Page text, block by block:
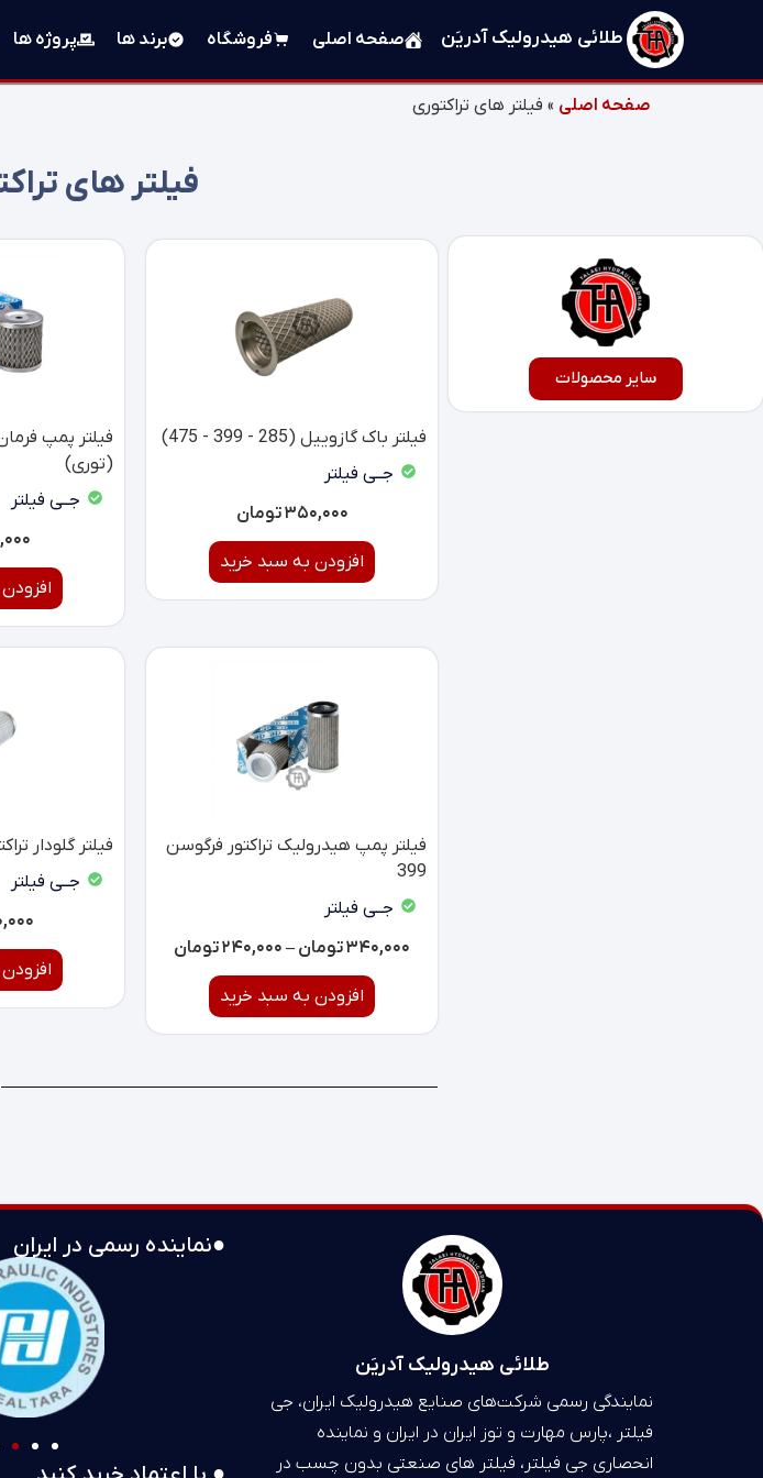
طلائی هیدرولیک آدریَن صفحه اصلی فروشگاه برند ها پروژه ها
صفحه اصلی » فیلتر های تراکتوری
سایر محصولات
فیلتر های
فیلتر باک گازوییل (285 - 399 - 475)
جــی فیلتر
۳۵۰,۰۰۰تومان
افزودن به سبد خرید
(توری)
جــی فیلتر
فیلتر پمپ هیدرولیک تراکتور فرگوسن
399
جــی فیلتر
۳۴۰,۰۰۰تومان – ۲۴۰,۰۰۰تومان
افزودن به سبد خرید
فیلتر گلودار
جــی فیلتر
طلائی هیدرولیک آدریَن
نمایندگی رسمی شرکت‌های صنایع هیدرولیک ایران، جی
فیلتر ،پارس مهارت و توز ایران در ایران و نماینده
انحصاری جی فیلتر، فیلتر های صنعتی بدون چسب در
●نماینده رسمی در ایران